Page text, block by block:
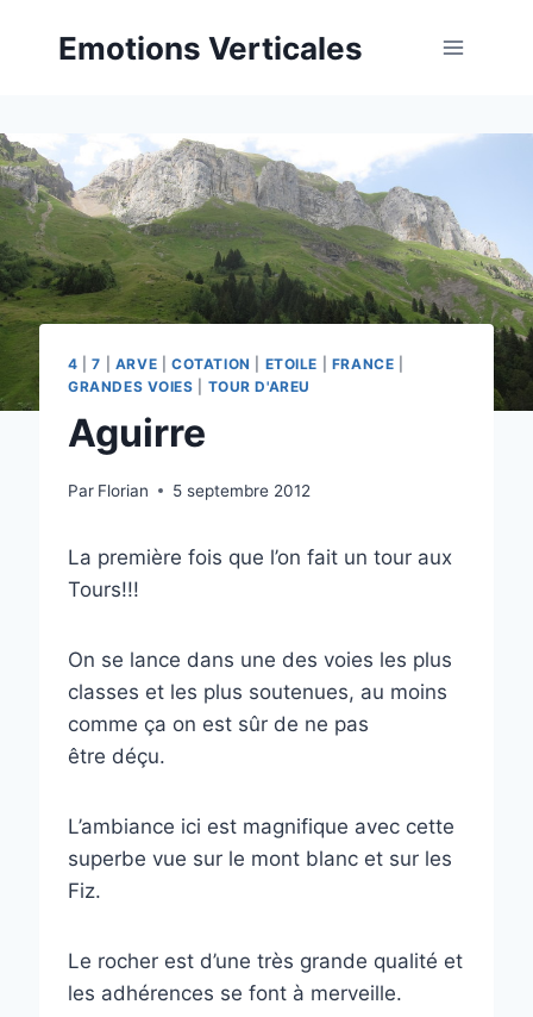
Emotions Verticales
4 |7 ARVE COTATION ETOILE FRANCE
GRANDES VOIES
TOUR D'AREU
Aguirre
Par Florian 5 septembre 2012
La première fois que l’on fait un tour aux
Tours!!!
On se lance dans une des voies les plus
classes et les plus soutenues, au moins
comme ça on est sûr de ne pas
être déçu.
L’ambiance ici est magnifique avec cette
superbe vue sur le mont blanc et sur les
Fiz.
Le rocher est d’une très grande qualité et
les adhérences se font à merveille.